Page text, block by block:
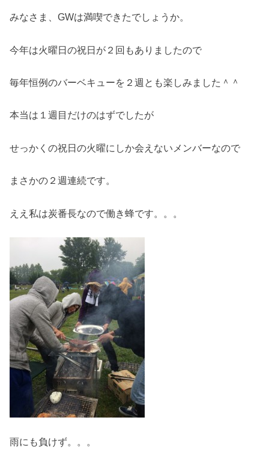
みなさま、GWは満喫できたでしょうか。
今年は火曜日の祝日が２回もありましたので
毎年恒例のバーベキューを２週とも楽しみました＾＾
本当は１週目だけのはずでしたが
せっかくの祝日の火曜にしか会えないメンバーなので
まさかの２週連続です。
ええ私は炭番長なので働き蜂です。。。
雨にも負けず。。。